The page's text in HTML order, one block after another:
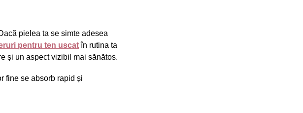
pielea ta se simte adesea
pentru ten uscatîn rutina ta
și un aspect vizibil mai sănătos.
fine se absorb rapid și